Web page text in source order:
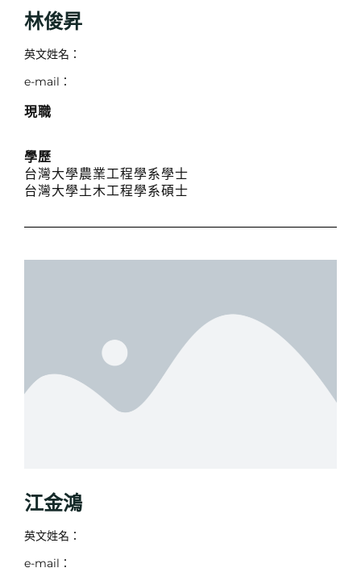
林俊昇
英文姓名：
e-mail：
現職
學歷
台灣大學農業工程學系學士
台灣大學土木工程學系碩士
江金鴻
英文姓名：
e-mail：